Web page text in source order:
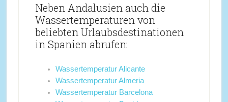
Neben Andalusien auch die
Wassertemperaturen von
beliebten Urlaubsdestinationen
in Spanien abrufen:
Wassertemperatur Alicante
Wassertemperatur Almeria
Wassertemperatur Barcelona